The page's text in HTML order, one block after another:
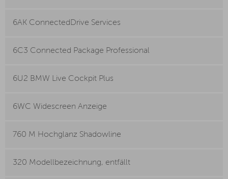
6AK ConnectedDrive Services
6C3 Connected Package Professional
6U2 BMW Live Cockpit Plus
6WC Widescreen Anzeige
760 M Hochglanz Shadowline
320 Modellbezeichnung, entfällt